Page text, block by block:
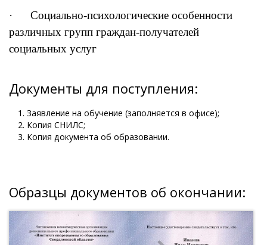
· Социально-психологические особенности
различных групп граждан-получателей
социальных услуг
Документы для поступления:
Заявление на обучение (заполняется в офисе);
Копия СНИЛС;
Копия документа об образовании.
Образцы документов об окончании: